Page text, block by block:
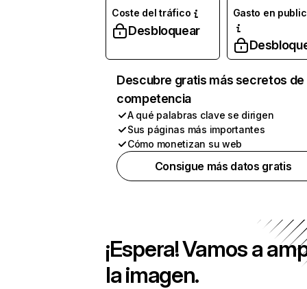
Coste del tráfico
Desbloquear
Gasto en
Descubre gratis más secretos de
competencia
A qué palabras clave se dirigen
Sus páginas más importantes
Cómo monetizan su web
Consigue más datos gratis
¡Espera! Vamos a
la imagen.